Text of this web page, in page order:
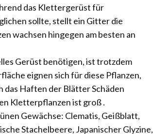
das Klettergerüst für
sollte, stellt ein Gitter die
wachsen hingegen am besten an
Gerüst benötigen, ist trotzdem
eignen sich für diese Pflanzen,
das Haften der Blätter Schäden
Kletterpflanzen ist groß .
Gewächse: Clematis, Geißblatt,
Stachelbeere, Japanischer Glyzine,